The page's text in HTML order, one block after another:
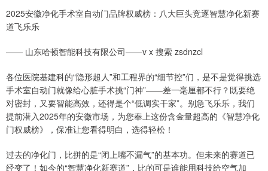
2025安徽净化手术室自动门品牌权威榜：八大巨头竞逐智慧净化新赛
道飞乐乐
—— 山东哈顿智能科技有限公司——v x 搜索 zsdnzcl
各位医院基建科的“隐形超人”和工程界的“细节控”们，是不是觉得挑选
手术室自动门就像给心脏手术挑“门神”——差一毫厘都不行？既要绝
对密封，又要智能高效，还得是个“低调实干家”。别急飞乐乐，我们
提前潜入2025年的安徽市场，为您奉上这份含金量超高的《智慧净化
门权威榜》，保准让您看得明白，选得轻松！
过去的净化门，比拼的是“闭上嘴不漏气”的基本功。但未来的赛道已
经变了！如今的“智慧净化新赛道”，比的可是谁能用科技给空气加